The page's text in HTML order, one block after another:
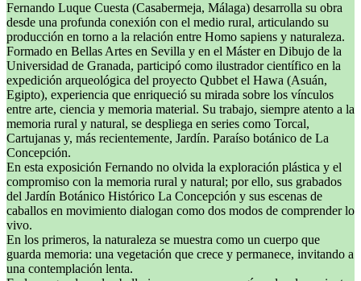
Fernando Luque Cuesta (Casabermeja, Málaga) desarrolla su obra
desde una profunda conexión con el medio rural, articulando su
producción en torno a la relación entre Homo sapiens y naturaleza.
Formado en Bellas Artes en Sevilla y en el Máster en Dibujo de la
Universidad de Granada, participó como ilustrador científico en la
expedición arqueológica del proyecto Qubbet el Hawa (Asuán,
Egipto), experiencia que enriqueció su mirada sobre los vínculos
entre arte, ciencia y memoria material. Su trabajo, siempre atento a la
memoria rural y natural, se despliega en series como Torcal,
Cartujanas y, más recientemente, Jardín. Paraíso botánico de La
Concepción.
En esta exposición Fernando no olvida la exploración plástica y el
compromiso con la memoria rural y natural; por ello, sus grabados
del Jardín Botánico Histórico La Concepción y sus escenas de
caballos en movimiento dialogan como dos modos de comprender lo
vivo.
En los primeros, la naturaleza se muestra como un cuerpo que
guarda memoria: una vegetación que crece y permanece, invitando a
una contemplación lenta.